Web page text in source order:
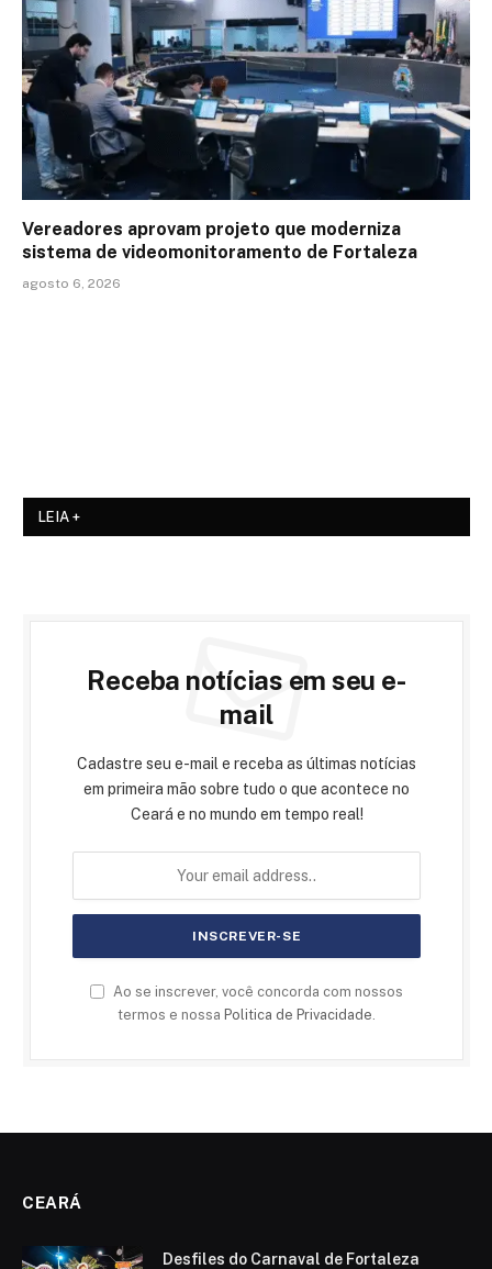
Vereadores aprovam projeto que moderniza
sistema de videomonitoramento de Fortaleza
agosto 6, 2026
LEIA +
Receba notícias em seu e-
mail
Cadastre seu e-mail e receba as últimas notícias
em primeira mão sobre tudo o que acontece no
Ceará e no mundo em tempo real!
Ao se inscrever, você concorda com nossos
termos e nossa Politica de Privacidade
CEARÁ
Desfiles do Carnaval de Fortaleza